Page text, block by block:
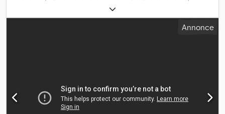
forme env. 10,0 m, portée latérale env. 7,90 m, traction hydraulique
sur roues, utilisation via 230 V. Le véhicule peut être habillé et/ou
lettré à des fins publicitaires. SI83250 Notre offre s'entend
vous proposer une offre de financement ou de leasing pour cet
objet. Credpfoyxurfex Aqpjf N'hésitez pas à nous contacter !
Annonce